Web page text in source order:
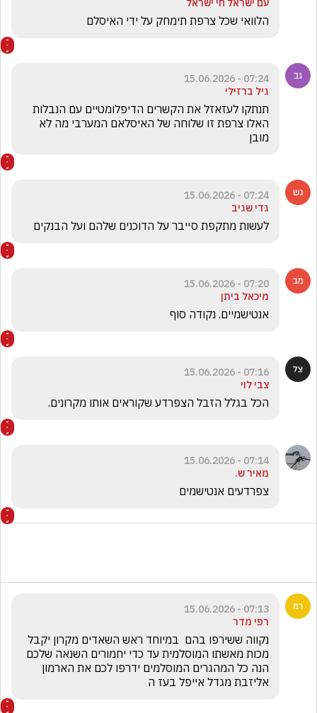
הלוואי שכל צרפת תימחק על ידי האיסלם
07:24 - 15.06.2026
גיל ברזילי
מובן
07:24 - 15.06.2026
גדי שגיב
לעשות מתקפת סייבר על הדוכנים שלהם ועל הבנקים
07:20 - 15.06.2026
מיכאל ביתן
אנטישמיים. נקודה סוף
07:16 - 15.06.2026
צבי לוי
הכל בגלל הזבל הצפרדע שקוראים אותו מקרונים.
07:14 - 15.06.2026
מאיר ש.
צפרדעים אנטישמים
07:13 - 15.06.2026
רפי מדר
אליזבת מגדל אייפל בעז ה